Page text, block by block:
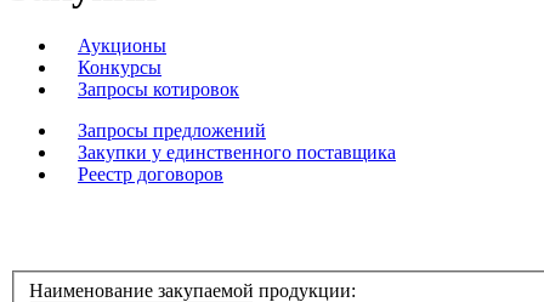
Аукционы
Конкурсы
Запросы котировок
Запросы предложений
Закупки у единственного поставщика
Реестр договоров
Наименование закупаемой продукции: